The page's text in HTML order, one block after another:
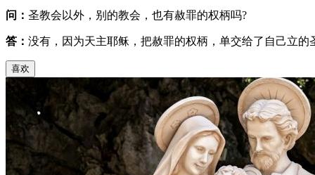
问： 圣教会以外，别的教会，也有赦罪的权柄吗?
答： 没有，因为天主耶稣，把赦罪的权柄，单交给了自己立的
喜欢